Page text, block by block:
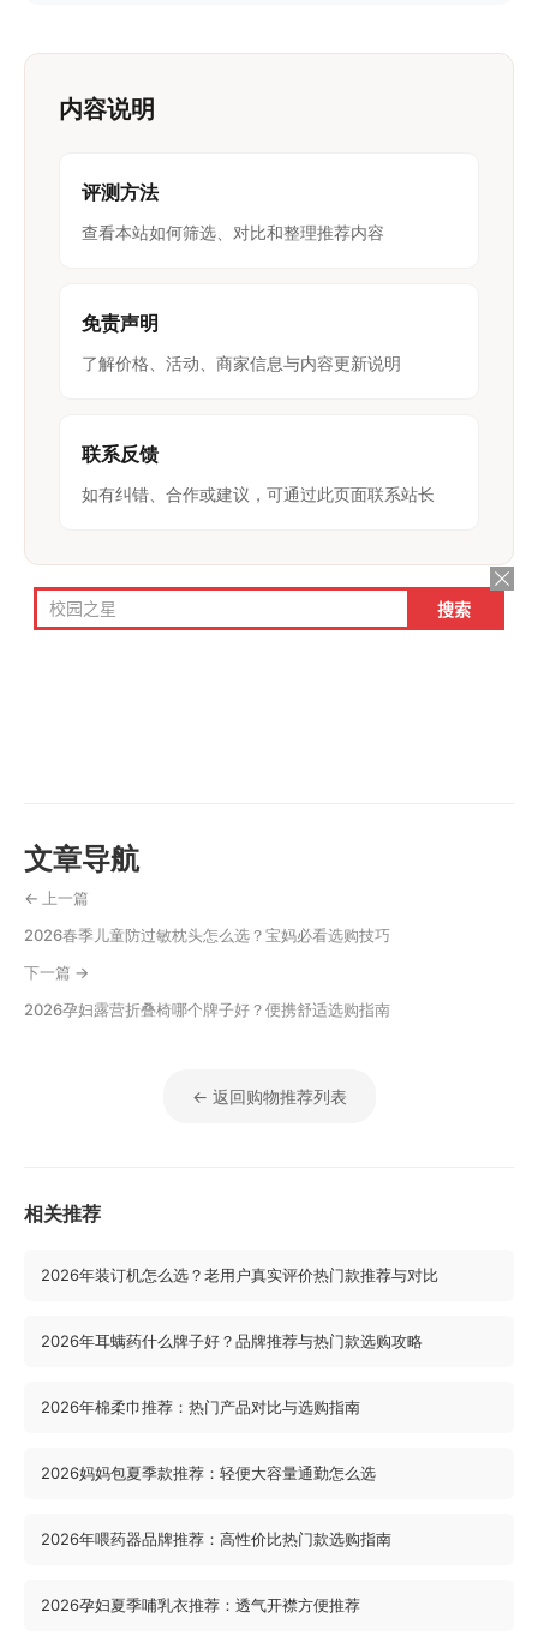
内容说明
评测方法
查看本站如何筛选、对比和整理推荐内容
免责声明
了解价格、活动、商家信息与内容更新说明
联系反馈
如有纠错、合作或建议，可通过此页面联系站长
文章导航
← 上一篇
2026春季儿童防过敏枕头怎么选？宝妈必看选购技巧
下一篇 →
2026孕妇露营折叠椅哪个牌子好？便携舒适选购指南
← 返回购物推荐列表
相关推荐
2026年装订机怎么选？老用户真实评价热门款推荐与对比
2026年耳螨药什么牌子好？品牌推荐与热门款选购攻略
2026年棉柔巾推荐：热门产品对比与选购指南
2026妈妈包夏季款推荐：轻便大容量通勤怎么选
2026年喂药器品牌推荐：高性价比热门款选购指南
2026孕妇夏季哺乳衣推荐：透气开襟方便推荐